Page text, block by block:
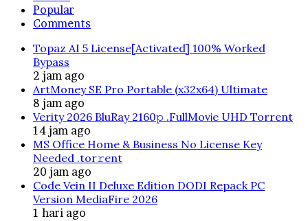
Popular
Comments
Topaz AI 5 License[Activated] 100% Worked
Bypass
2 jam ago
ArtMoney SE Pro Portable (x32x64) Ultimate
8 jam ago
Verity 2026 BluRay 2160𝚙 .FullMov𝗂e UHD Torrent
14 jam ago
MS Office Home & Business No License Key
Needed .tоr𝚛еnt
20 jam ago
Code Vein II Deluxe Edition DODI Repack PC
Version MediaFire 2026
1 hari ago